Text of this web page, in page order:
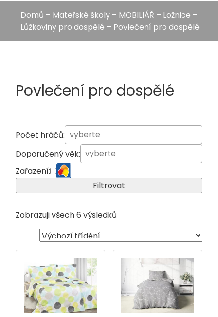
Domů – Mateřské školy – MOBILIÁŘ – Ložnice –
Lůžkoviny pro dospělé – Povlečení pro dospělé
Povlečení pro dospělé
Počet hráčů:
Doporučený věk:
Zařazení:
Filtrovat
Zobrazuji všech 6 výsledků